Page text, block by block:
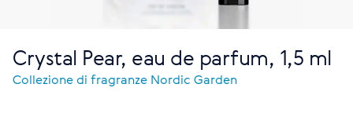
Crystal Pear, eau de parfum, 1,5 ml
Collezione di fragranze Nordic Garden